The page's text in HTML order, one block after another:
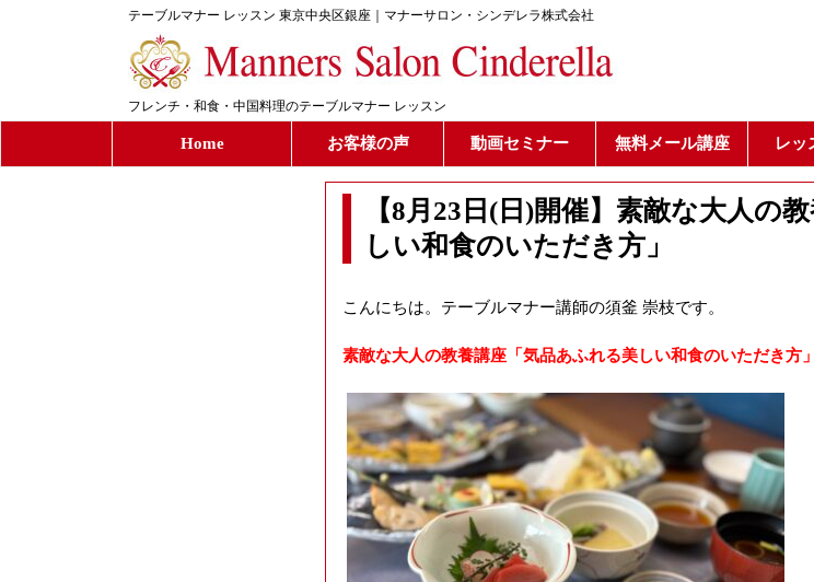
テーブルマナー レッスン 東京中央区銀座｜マナーサロン・シンデレラ株式会社
フレンチ・和食・中国料理のテーブルマナー レッスン
Home お客様の声 動画セミナー 無料メール講座 レッ
【8月23日(日)開催】素敵な大人の
しい和食のいただき方」
こんにちは。テーブルマナー講師の須釜 崇枝です。
素敵な大人の教養講座「気品あふれる美しい和食のいただき方」